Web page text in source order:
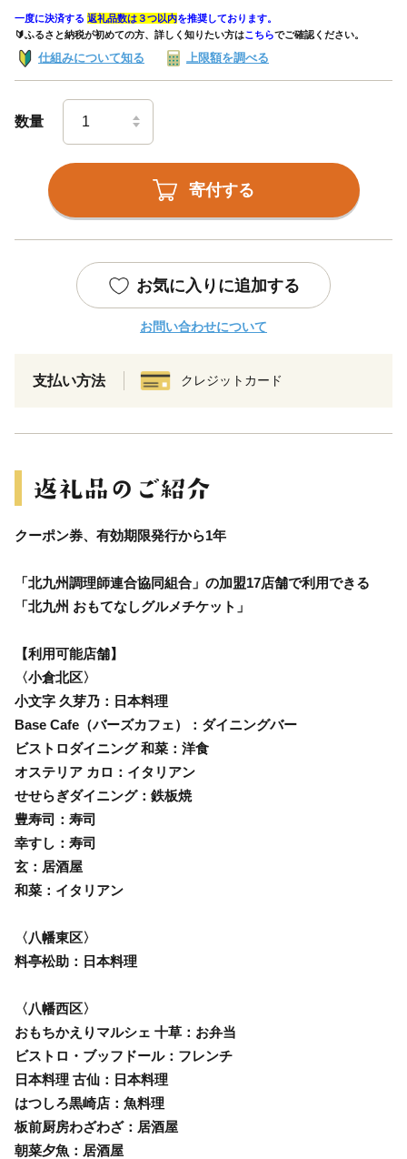
一度に決済する 返礼品数は３つ以内を推奨しております。
🔰ふるさと納税が初めての方、詳しく知りたい方はこちらでご確認ください。
仕組みについて知る 上限額を調べる
数量
寄付する
お気に入りに追加する
お問い合わせについて
支払い方法 クレジットカード
クーポン券、有効期限発行から1年
「北九州調理師連合協同組合」の加盟17店舗で利用できる
「北九州 おもてなしグルメチケット」
【利用可能店舗】
〈小倉北区〉
小文字 久芽乃：日本料理
Base Cafe（バーズカフェ）：ダイニングバー
ビストロダイニング 和菜：洋食
オステリア カロ：イタリアン
せせらぎダイニング：鉄板焼
豊寿司：寿司
幸すし：寿司
玄：居酒屋
和菜：イタリアン
〈八幡東区〉
料亭松助：日本料理
〈八幡西区〉
おもちかえりマルシェ 十草：お弁当
ビストロ・ブッフドール：フレンチ
日本料理 古仙：日本料理
はつしろ黒崎店：魚料理
板前厨房わざわざ：居酒屋
朝菜夕魚：居酒屋